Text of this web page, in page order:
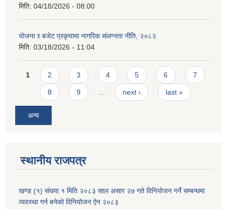
मिति: 04/18/2026 - 08:00
योजना र बजेट प्रकृयामा नागरिक संलग्नता नीति, २०८२
मिति: 03/18/2026 - 11:04
Pages
1 2 3 4 5 6 7
8 9 next › last »
अन्य
स्थानीय राजपत्र
खण्ड (१) संख्या १ मिति २०८३ साल असार २७ गते विनियोजन गर्ने सम्बन्धमा
व्यवस्था गर्न बनेको विनियोजन ऐन २०८३